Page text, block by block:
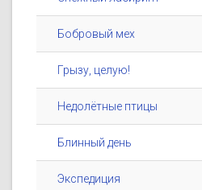
Бобровый мех
Грызу, целую!
Недолётные птицы
Блинный день
Экспедиция